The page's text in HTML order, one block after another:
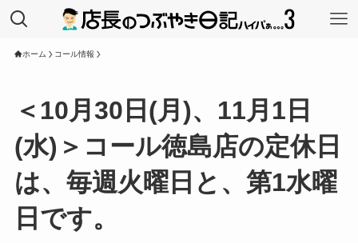
ホーム コール情報
＜10月30日(月)、11月1日
(水)＞コール徳島店の定休日
は、毎週火曜日と、第1水曜
日です。